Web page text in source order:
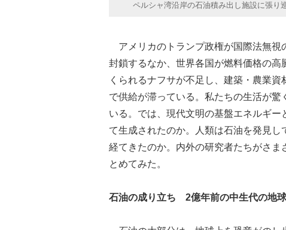
ペルシャ湾沿岸の石油積み出し施設に張り
アメリカのトランプ政権が国際法無視
封鎖するなか、世界各国が燃料価格の
くられるナフサが不足し、建築・農業
で供給が滞っている。私たちの生活が
いる。では、現代文明の基盤エネルギ
て生成されたのか。人類は石油を発見
経てきたのか。内外の研究者たちがさま
とめてみた。
石油の成り立ち 2億年前の中生代の地球